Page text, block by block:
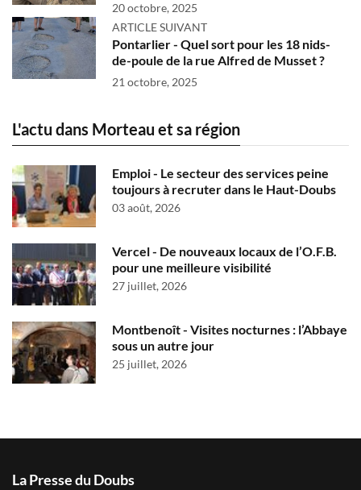
20 octobre, 2025
ARTICLE SUIVANT
Pontarlier - Quel sort pour les 18 nids-
de-poule de la rue Alfred de Musset ?
21 octobre, 2025
L'actu dans Morteau et sa région
Emploi - Le secteur des services peine
toujours à recruter dans le Haut-Doubs
03 août, 2026
Vercel - De nouveaux locaux de l’O.F.B.
pour une meilleure visibilité
27 juillet, 2026
Montbenoît - Visites nocturnes : l’Abbaye
sous un autre jour
25 juillet, 2026
La Presse du Doubs